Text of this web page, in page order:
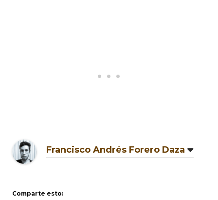
Francisco Andrés Forero Daza
Comparte esto: